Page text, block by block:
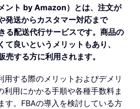
ント by Amazon）とは、注文が
発送からカスタマー対応まで
る配送代行サービスです。商品の
て良いというメリットもあり、
する方に利用されます。
用する際のメリットおよびデメリ
利用にかかる手順や各種手数料ま
す。FBAの導入を検討している方